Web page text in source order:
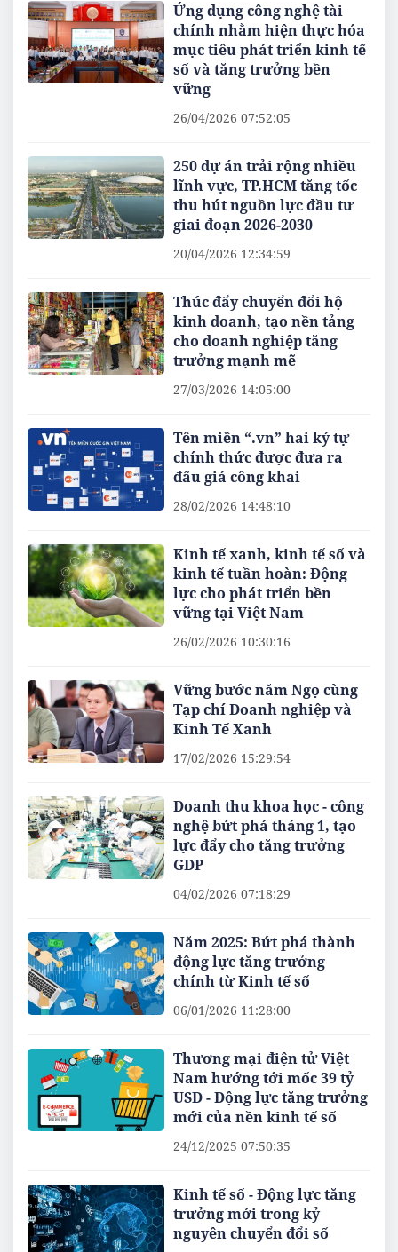
Ứng dụng công nghệ tài
chính nhằm hiện thực hóa
mục tiêu phát triển kinh tế
số và tăng trưởng bền
vững
26/04/2026 07:52:05
250 dự án trải rộng nhiều
lĩnh vực, TP.HCM tăng tốc
thu hút nguồn lực đầu tư
giai đoạn 2026-2030
20/04/2026 12:34:59
Thúc đẩy chuyển đổi hộ
kinh doanh, tạo nền tảng
cho doanh nghiệp tăng
trưởng mạnh mẽ
27/03/2026 14:05:00
Tên miền “.vn” hai ký tự
chính thức được đưa ra
đấu giá công khai
28/02/2026 14:48:10
Kinh tế xanh, kinh tế số và
kinh tế tuần hoàn: Động
lực cho phát triển bền
vững tại Việt Nam
26/02/2026 10:30:16
Vững bước năm Ngọ cùng
Tạp chí Doanh nghiệp và
Kinh Tế Xanh
17/02/2026 15:29:54
Doanh thu khoa học - công
nghệ bứt phá tháng 1, tạo
lực đẩy cho tăng trưởng
GDP
04/02/2026 07:18:29
Năm 2025: Bứt phá thành
động lực tăng trưởng
chính từ Kinh tế số
06/01/2026 11:28:00
Thương mại điện tử Việt
Nam hướng tới mốc 39 tỷ
USD - Động lực tăng trưởng
mới của nền kinh tế số
24/12/2025 07:50:35
Kinh tế số - Động lực tăng
trưởng mới trong kỷ
nguyên chuyển đổi số